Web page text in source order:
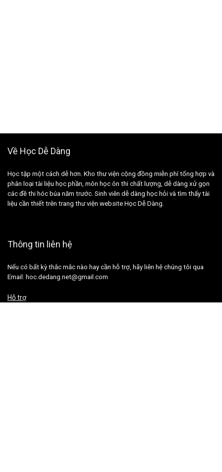
Về Học Dễ Dàng
Học tập một cách dễ hơn. Kho thư viện cộng đồng miễn phí tổng hợp và
phân loại tài liệu học phần, môn học ôn thi chất lượng, dễ dàng xử gọn
các đề thi hóc búa năm trước. Sinh viên dễ dàng học hỏi và tìm thấy tài
liệu cần thiết trên trang thư viện website Học Dễ Dàng.
Thông tin liên hệ
Nếu có bất kỳ thắc mắc nào hay cần hỗ trợ, hãy liên hệ chúng tôi qua
Email: hoc.dedang.net@gmail.com
Hỗ trợ